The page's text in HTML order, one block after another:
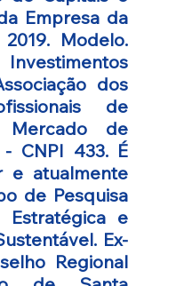
Empresa da
Modelo.
dos
de
Mercado de
- CNPI 433. É
e atualmente
de Pesquisa
Estratégica e
Ex-
Regional